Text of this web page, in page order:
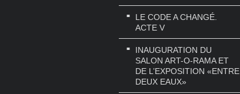
LE CODE A CHANGÉ.
ACTE V
INAUGURATION DU
SALON ART-O-RAMA ET
DE L’EXPOSITION «ENTRE
DEUX EAUX»